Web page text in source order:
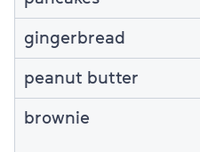
gingerbread
peanut butter
brownie